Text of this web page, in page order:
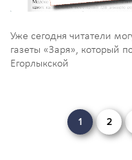
Уже сегодня читатели
газеты «Заря», который
Егорлыкской
Навигация
1 2